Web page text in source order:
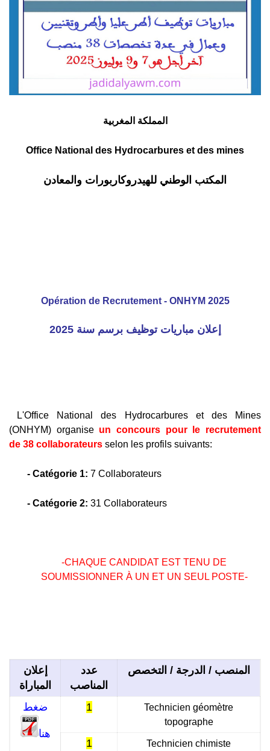
المملكة المغربية
Office National des Hydrocarbures et des mines
المكتب الوطني للهيدروكاربورات والمعادن
Opération de Recrutement - ONHYM 2025
إعلان مباريات توظيف برسم سنة 2025
L'Office National des Hydrocarbures et des Mines
(ONHYM) organise un concours pour le recrutement
de 38 collaborateurs selon les profils suivants:
- Catégorie 1: 7 Collaborateurs
- Catégorie 2: 31 Collaborateurs
-CHAQUE CANDIDAT EST TENU DE
SOUMISSIONNER À UN ET UN SEUL POSTE-
إعلان
المباراة
عدد
المناصب
المنصب / الدرجة / التخصص
ضغط
هنا
1
Technicien géomètre
topographe
1 Technicien chimiste